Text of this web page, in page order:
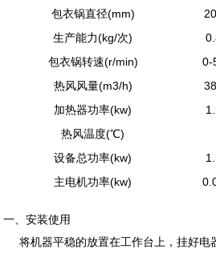
包衣锅直径(mm)
生产能力(kg/次)
包衣锅转速(r/min)
0-
热风风量(m3/h)
加热器功率(kw)
热风温度(℃)
设备总功率(kw)
主电机功率(kw)
一、安装使用
将机器平稳的放置在工作台上，挂好电